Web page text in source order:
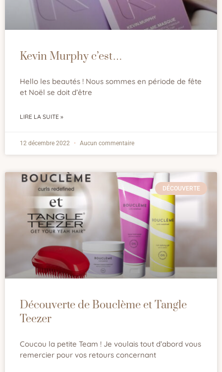
Kevin Murphy c’est…
Hello les beautés ! Nous sommes en période de fête
et Noël se doit d’être
LIRE LA SUITE »
12 décembre 2022 Aucun commentaire
DÉCOUVERTE
Découverte de Bouclème et Tangle
Teezer
Coucou la petite Team ! Je voulais tout d’abord vous
remercier pour vos retours concernant